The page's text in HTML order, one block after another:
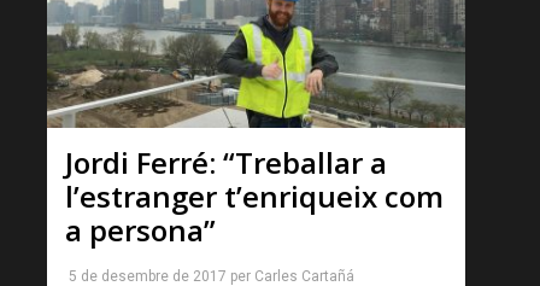
Jordi Ferré: “Treballar a
l’estranger t’enriqueix com
a persona”
5 de desembre de 2017 per Carles Cartañá